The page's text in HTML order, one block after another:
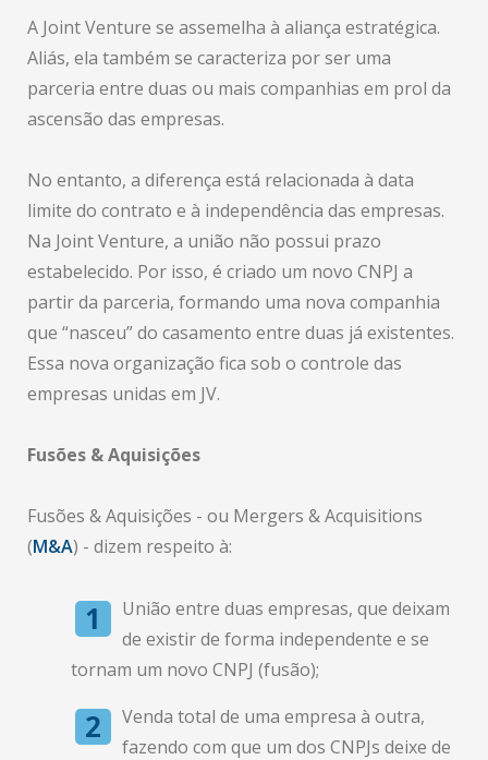
A Joint Venture se assemelha à aliança estratégica.
Aliás, ela também se caracteriza por ser uma
parceria entre duas ou mais companhias em prol da
ascensão das empresas.
No entanto, a diferença está relacionada à data
limite do contrato e à independência das empresas.
Na Joint Venture, a união não possui prazo
estabelecido. Por isso, é criado um novo CNPJ a
partir da parceria, formando uma nova companhia
que “nasceu” do casamento entre duas já existentes.
Essa nova organização fica sob o controle das
empresas unidas em JV.
Fusões & Aquisições
Fusões & Aquisições - ou Mergers & Acquisitions
(M&A) - dizem respeito à:
União entre duas empresas, que deixam
de existir de forma independente e se
tornam um novo CNPJ (fusão);
Venda total de uma empresa à outra,
fazendo com que um dos CNPJs deixe de